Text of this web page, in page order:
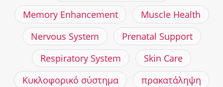
Memory Enhancement
Muscle Health
Nervous System
Prenatal Support
Respiratory System
Skin Care
Κυκλοφορικό σύστημα
πρακατάληψη